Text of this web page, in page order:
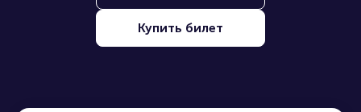
Купить билет